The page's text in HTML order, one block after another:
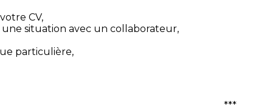
CV,
situation avec un collaborateur,
particulière,